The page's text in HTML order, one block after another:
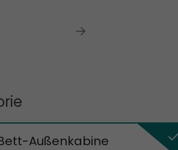
Außenkabine